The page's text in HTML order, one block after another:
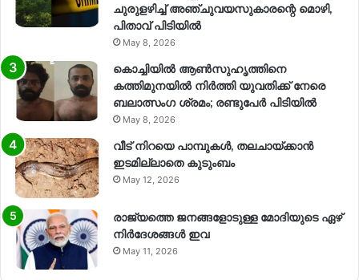
ചുരുളഴിച്ച് അഞ്ചുവയസുകാരന്റെ മൊഴി,
പിതാവ് പിടിയിൽ
May 8, 2026
കൊച്ചിയിൽ ആൺസുഹൃത്തിനെ
കത്തിമുനയിൽ നിർത്തി യുവതിക്ക് നേരെ
ബലാത്സംഗ​ ശ്രമം; രണ്ടുപേർ പിടിയിൽ
May 8, 2026
വീട് നിറയെ പാമ്പുകൾ, തലചായ്ക്കാൻ
ഇടമില്ലാതെ കുടുംബം
May 12, 2026
രാജ്യത്തെ ജനങ്ങളോടുള്ള മോദിയുടെ ഏഴ്
നിര്‍ദേശങ്ങള്‍ ഇവ
May 11, 2026